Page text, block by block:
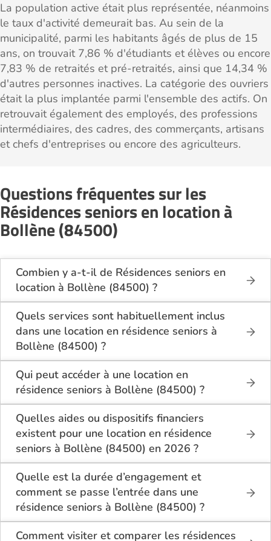
La population active était plus représentée, néanmoins
le taux d'activité demeurait bas. Au sein de la
municipalité, parmi les habitants âgés de plus de 15
ans, on trouvait 7,86 % d'étudiants et élèves ou encore
7,83 % de retraités et pré-retraités, ainsi que 14,34 %
d'autres personnes inactives. La catégorie des ouvriers
était la plus implantée parmi l'ensemble des actifs. On
retrouvait également des employés, des professions
intermédiaires, des cadres, des commerçants, artisans
et chefs d'entreprises ou encore des agriculteurs.
Questions fréquentes sur les
Résidences seniors en location à
Bollène (84500)
Combien y a-t-il de Résidences seniors en
location à Bollène (84500) ?
Sur le site Logement-seniors.com, on recense
actuellement 1 Résidences seniors en location à
Bollène (84500).
Quels services sont habituellement inclus
dans une location en résidence seniors à
Bollène (84500) ?
En location à Bollène (84500), la résidence seniors
inclut généralement : l’entretien des espaces
communs, l’accès à des activités, la présence d’un
accueil / surveillance, la restauration ou service
repas optionnel. Certains services sont optionnels et
peuvent faire monter le tarif.
Qui peut accéder à une location en
résidence seniors à Bollène (84500) ?
La location en résidence seniors à Bollène (84500)
s’adresse aux personnes autonomes souhaitant un
logement adapté, sécurisé et convivial. Il est
conseillé d’avoir environ 60 ans ou plus, bien que
chaque résidence fixe ses conditions. Des
prestations complémentaires peuvent être
proposées pour un accompagnement léger.
Quelles aides ou dispositifs financiers
existent pour une location en résidence
seniors à Bollène (84500) en 2026 ?
Selon les revenus et la situation, il est possible à
Bollène (84500) de bénéficier d’aides telles que :
l’APL (allocation personnalisée au logement), ou
selon le dispositif local, des aides communales
départementales. Il est conseillé de bien se
renseigner avant la signature du bail.
Quelle est la durée d’engagement et
comment se passe l’entrée dans une
résidence seniors à Bollène (84500) ?
L’entrée dans une résidence seniors à Bollène
(84500) requiert un bail ou contrat de location
Comment visiter et comparer les résidences